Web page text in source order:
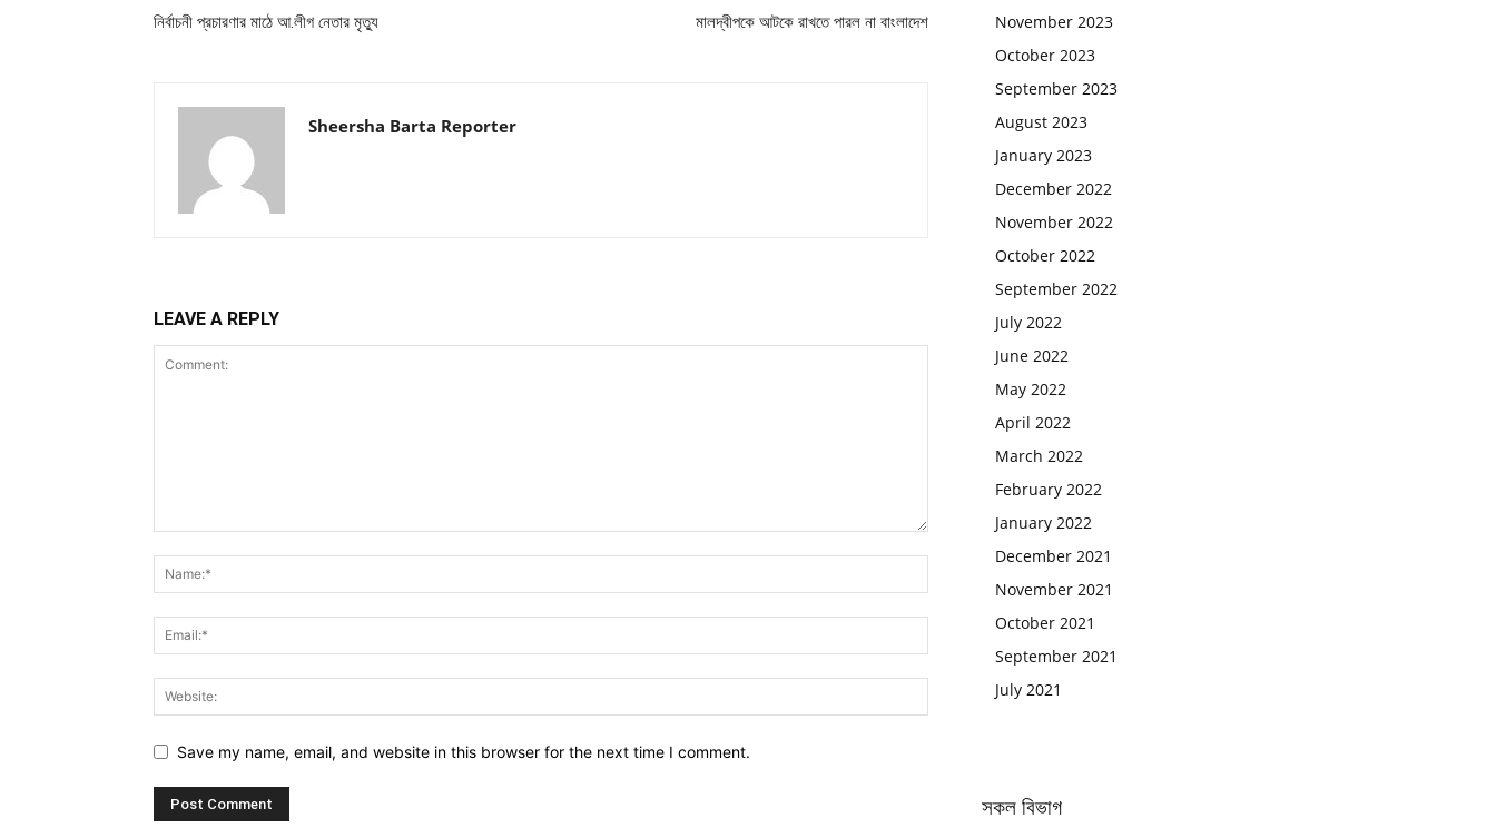
নির্বাচনী প্রচারণার মাঠে আ.লীগ নেতার মৃত্যু মালদ্বীপকে আটকে রাখতে পারল না বাংলাদেশ
Sheersha Barta Reporter
LEAVE A REPLY
Save my name, email, and website in this browser for the next time I comment.
November 2023
October 2023
September 2023
August 2023
January 2023
December 2022
November 2022
October 2022
September 2022
July 2022
June 2022
May 2022
April 2022
March 2022
February 2022
January 2022
December 2021
November 2021
October 2021
September 2021
July 2021
সকল বিভাগ